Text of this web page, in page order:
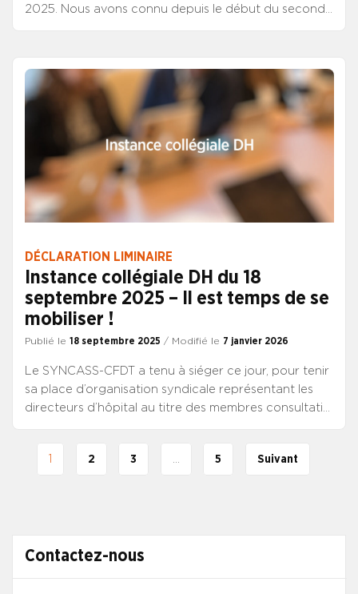
Contactez-nous
2025. Nous avons connu depuis le début du second
ministériels, symbolisant au plus haut niveau
l’inconstance de la conduite des politiques publiques,
interroge sur les priorités affichées et réellement
portées.
DÉCLARATION LIMINAIRE
Instance collégiale DH du 18
septembre 2025 – Il est temps de se
mobiliser !
Publié le 18 septembre 2025 / Modifié le 7 janvier 2026
Le SYNCASS-CFDT a tenu à siéger ce jour, pour tenir
sa place d’organisation syndicale représentant les
directeurs d’hôpital au titre des membres consultatifs
1 2 3 5 Suivant